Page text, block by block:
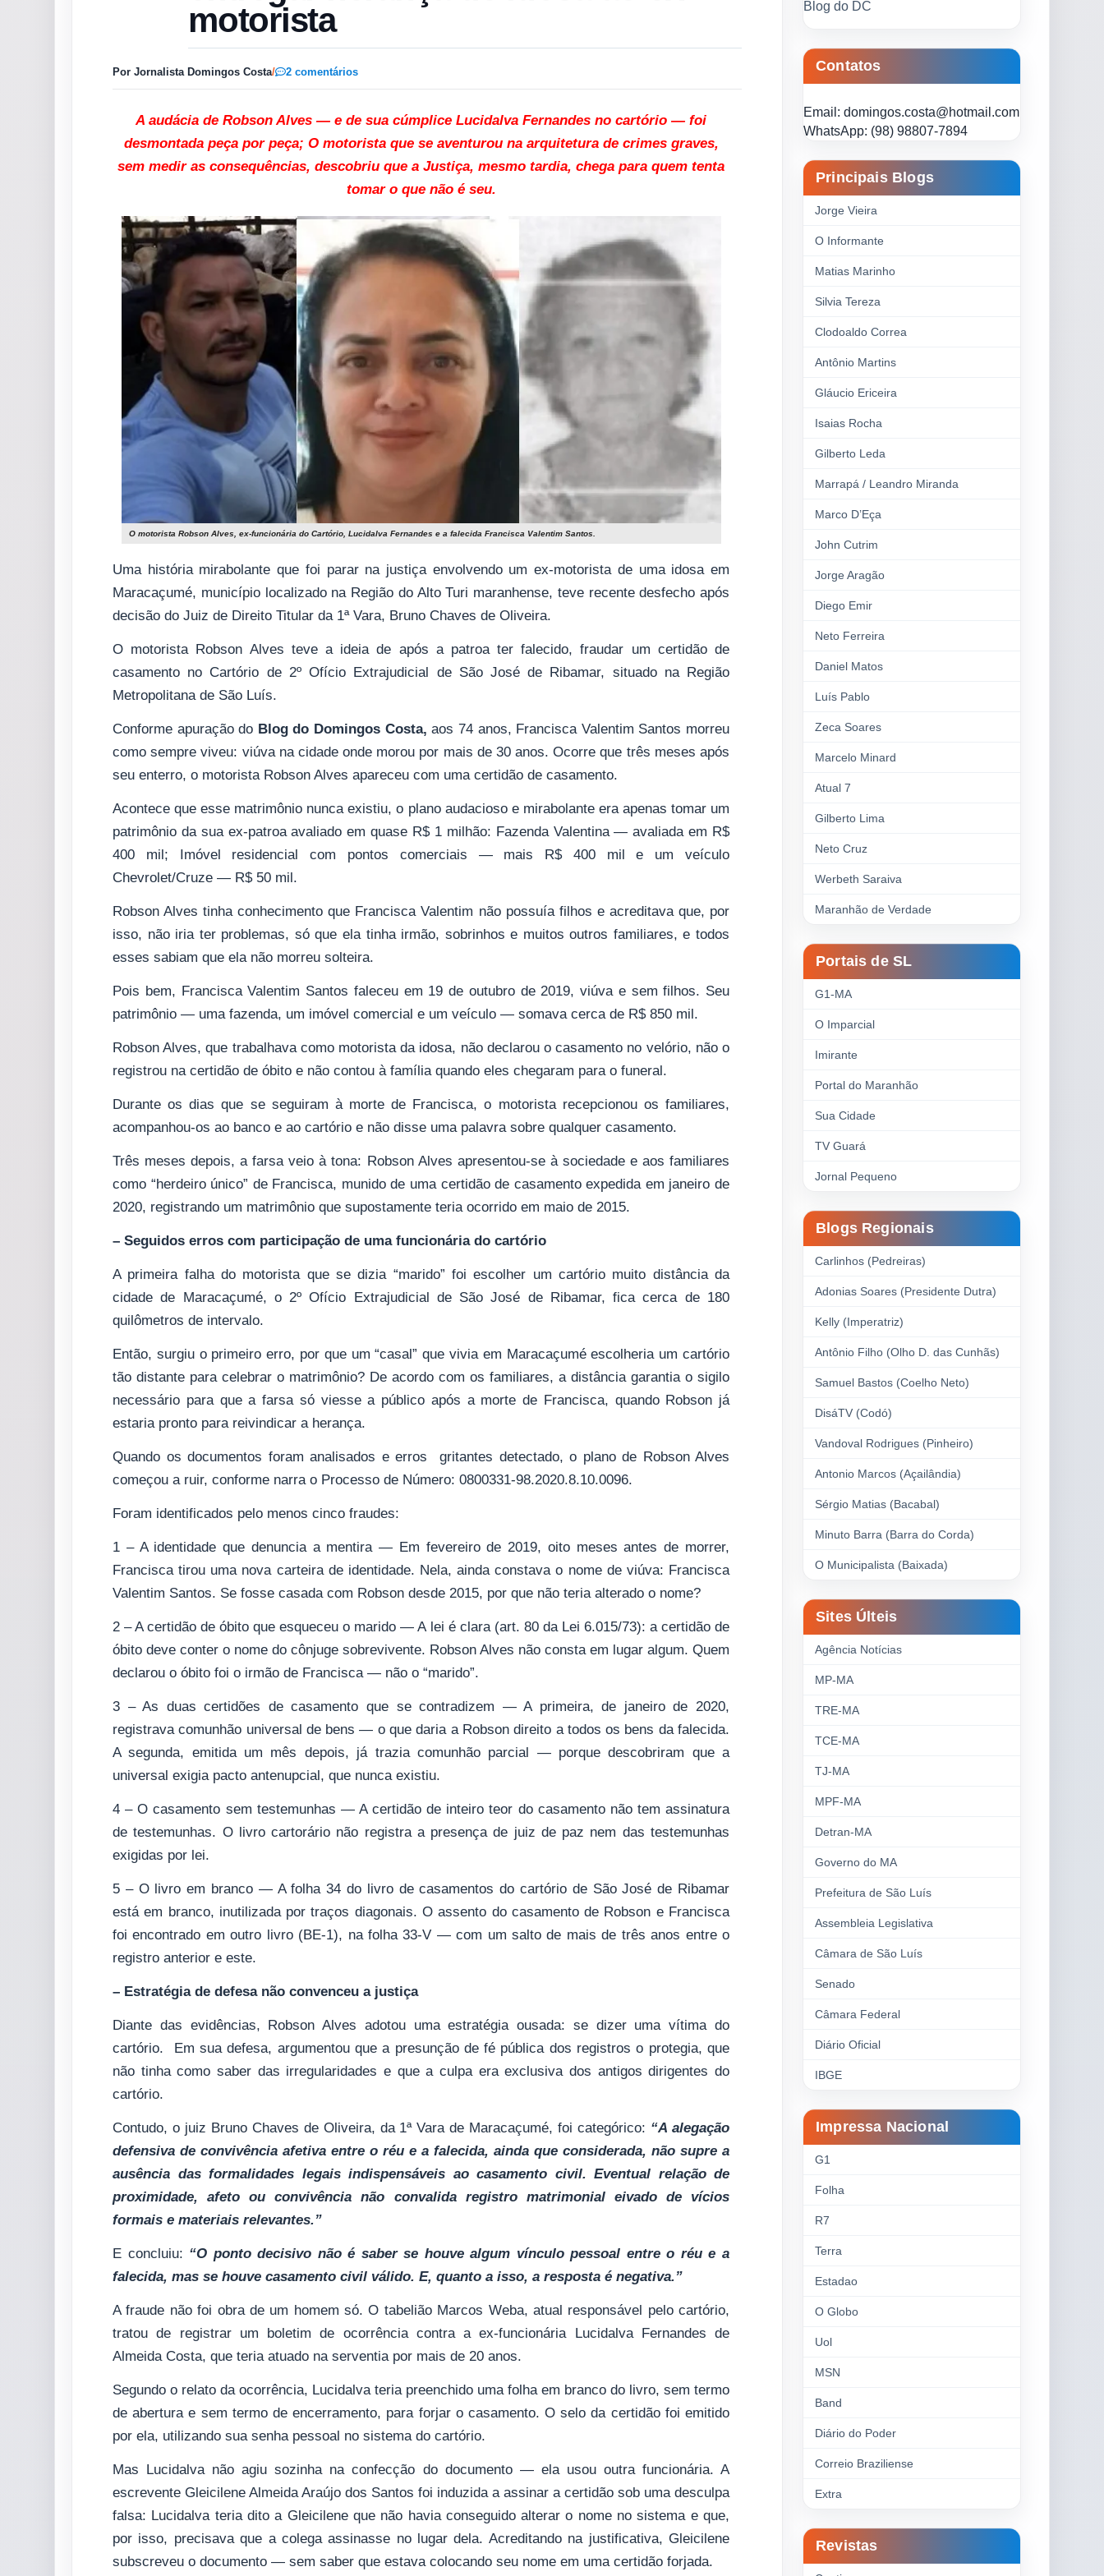
motorista
Por Jornalista Domingos Costa/ 2 comentários
A audácia de Robson Alves — e de sua cúmplice Lucidalva Fernandes no cartório — foi
desmontada peça por peça; O motorista que se aventurou na arquitetura de crimes graves,
sem medir as consequências, descobriu que a Justiça, mesmo tardia, chega para quem tenta
tomar o que não é seu.
O motorista Robson Alves, ex-funcionária do Cartório, Lucidalva Fernandes e a falecida Francisca Valentim Santos.
Uma história mirabolante que foi parar na justiça envolvendo um ex-motorista de uma idosa em
Maracaçumé, município localizado na Região do Alto Turi maranhense, teve recente desfecho após
decisão do Juiz de Direito Titular da 1ª Vara, Bruno Chaves de Oliveira.
O motorista Robson Alves teve a ideia de após a patroa ter falecido, fraudar um certidão de
casamento no Cartório de 2º Ofício Extrajudicial de São José de Ribamar, situado na Região
Metropolitana de São Luís.
Conforme apuração do Blog do Domingos Costa, aos 74 anos, Francisca Valentim Santos morreu
como sempre viveu: viúva na cidade onde morou por mais de 30 anos. Ocorre que três meses após
seu enterro, o motorista Robson Alves apareceu com uma certidão de casamento.
Acontece que esse matrimônio nunca existiu, o plano audacioso e mirabolante era apenas tomar um
patrimônio da sua ex-patroa avaliado em quase R$ 1 milhão: Fazenda Valentina — avaliada em R$
400 mil; Imóvel residencial com pontos comerciais — mais R$ 400 mil e um veículo
Chevrolet/Cruze — R$ 50 mil.
Robson Alves tinha conhecimento que Francisca Valentim não possuía filhos e acreditava que, por
isso, não iria ter problemas, só que ela tinha irmão, sobrinhos e muitos outros familiares, e todos
esses sabiam que ela não morreu solteira.
Pois bem, Francisca Valentim Santos faleceu em 19 de outubro de 2019, viúva e sem filhos. Seu
patrimônio — uma fazenda, um imóvel comercial e um veículo — somava cerca de R$ 850 mil.
Robson Alves, que trabalhava como motorista da idosa, não declarou o casamento no velório, não o
registrou na certidão de óbito e não contou à família quando eles chegaram para o funeral.
Durante os dias que se seguiram à morte de Francisca, o motorista recepcionou os familiares,
acompanhou-os ao banco e ao cartório e não disse uma palavra sobre qualquer casamento.
Três meses depois, a farsa veio à tona: Robson Alves apresentou-se à sociedade e aos familiares
como “herdeiro único” de Francisca, munido de uma certidão de casamento expedida em janeiro de
2020, registrando um matrimônio que supostamente teria ocorrido em maio de 2015.
– Seguidos erros com participação de uma funcionária do cartório
A primeira falha do motorista que se dizia “marido” foi escolher um cartório muito distância da
cidade de Maracaçumé, o 2º Ofício Extrajudicial de São José de Ribamar, fica cerca de 180
quilômetros de intervalo.
Então, surgiu o primeiro erro, por que um “casal” que vivia em Maracaçumé escolheria um cartório
tão distante para celebrar o matrimônio? De acordo com os familiares, a distância garantia o sigilo
necessário para que a farsa só viesse a público após a morte de Francisca, quando Robson já
estaria pronto para reivindicar a herança.
Quando os documentos foram analisados e erros gritantes detectado, o plano de Robson Alves
começou a ruir, conforme narra o Processo de Número: 0800331-98.2020.8.10.0096.
Foram identificados pelo menos cinco fraudes:
1 – A identidade que denuncia a mentira — Em fevereiro de 2019, oito meses antes de morrer,
Francisca tirou uma nova carteira de identidade. Nela, ainda constava o nome de viúva: Francisca
Valentim Santos. Se fosse casada com Robson desde 2015, por que não teria alterado o nome?
2 – A certidão de óbito que esqueceu o marido — A lei é clara (art. 80 da Lei 6.015/73): a certidão de
óbito deve conter o nome do cônjuge sobrevivente. Robson Alves não consta em lugar algum. Quem
declarou o óbito foi o irmão de Francisca — não o “marido”.
3 – As duas certidões de casamento que se contradizem — A primeira, de janeiro de 2020,
registrava comunhão universal de bens — o que daria a Robson direito a todos os bens da falecida.
A segunda, emitida um mês depois, já trazia comunhão parcial — porque descobriram que a
universal exigia pacto antenupcial, que nunca existiu.
4 – O casamento sem testemunhas — A certidão de inteiro teor do casamento não tem assinatura
de testemunhas. O livro cartorário não registra a presença de juiz de paz nem das testemunhas
exigidas por lei.
5 – O livro em branco — A folha 34 do livro de casamentos do cartório de São José de Ribamar
está em branco, inutilizada por traços diagonais. O assento do casamento de Robson e Francisca
foi encontrado em outro livro (BE-1), na folha 33-V — com um salto de mais de três anos entre o
registro anterior e este.
– Estratégia de defesa não convenceu a justiça
Diante das evidências, Robson Alves adotou uma estratégia ousada: se dizer uma vítima do
cartório. Em sua defesa, argumentou que a presunção de fé pública dos registros o protegia, que
não tinha como saber das irregularidades e que a culpa era exclusiva dos antigos dirigentes do
cartório.
Contudo, o juiz Bruno Chaves de Oliveira, da 1ª Vara de Maracaçumé, foi categórico: “A alegação
defensiva de convivência afetiva entre o réu e a falecida, ainda que considerada, não supre a
ausência das formalidades legais indispensáveis ao casamento civil. Eventual relação de
proximidade, afeto ou convivência não convalida registro matrimonial eivado de vícios
formais e materiais relevantes.”
E concluiu: “O ponto decisivo não é saber se houve algum vínculo pessoal entre o réu e a
falecida, mas se houve casamento civil válido. E, quanto a isso, a resposta é negativa.”
A fraude não foi obra de um homem só. O tabelião Marcos Weba, atual responsável pelo cartório,
tratou de registrar um boletim de ocorrência contra a ex-funcionária Lucidalva Fernandes de
Almeida Costa, que teria atuado na serventia por mais de 20 anos.
Segundo o relato da ocorrência, Lucidalva teria preenchido uma folha em branco do livro, sem termo
de abertura e sem termo de encerramento, para forjar o casamento. O selo da certidão foi emitido
por ela, utilizando sua senha pessoal no sistema do cartório.
Mas Lucidalva não agiu sozinha na confecção do documento — ela usou outra funcionária. A
escrevente Gleicilene Almeida Araújo dos Santos foi induzida a assinar a certidão sob uma desculpa
falsa: Lucidalva teria dito a Gleicilene que não havia conseguido alterar o nome no sistema e que,
por isso, precisava que a colega assinasse no lugar dela. Acreditando na justificativa, Gleicilene
subscreveu o documento — sem saber que estava colocando seu nome em uma certidão forjada.
Blog do DC
Contatos
Email: domingos.costa@hotmail.com
WhatsApp: (98) 98807-7894
Principais Blogs
Jorge Vieira
O Informante
Matias Marinho
Silvia Tereza
Clodoaldo Correa
Antônio Martins
Gláucio Ericeira
Isaias Rocha
Gilberto Leda
Marrapá / Leandro Miranda
Marco D’Eça
John Cutrim
Jorge Aragão
Diego Emir
Neto Ferreira
Daniel Matos
Luís Pablo
Zeca Soares
Marcelo Minard
Atual 7
Gilberto Lima
Neto Cruz
Werbeth Saraiva
Maranhão de Verdade
Portais de SL
G1-MA
O Imparcial
Imirante
Portal do Maranhão
Sua Cidade
TV Guará
Jornal Pequeno
Blogs Regionais
Carlinhos (Pedreiras)
Adonias Soares (Presidente Dutra)
Kelly (Imperatriz)
Antônio Filho (Olho D. das Cunhãs)
Samuel Bastos (Coelho Neto)
DisáTV (Codó)
Vandoval Rodrigues (Pinheiro)
Antonio Marcos (Açailândia)
Sérgio Matias (Bacabal)
Minuto Barra (Barra do Corda)
O Municipalista (Baixada)
Sites Últeis
Agência Notícias
MP-MA
TRE-MA
TCE-MA
TJ-MA
MPF-MA
Detran-MA
Governo do MA
Prefeitura de São Luís
Assembleia Legislativa
Câmara de São Luís
Senado
Câmara Federal
Diário Oficial
IBGE
Impressa Nacional
G1
Folha
R7
Terra
Estadao
O Globo
Uol
MSN
Band
Diário do Poder
Correio Braziliense
Extra
Revistas